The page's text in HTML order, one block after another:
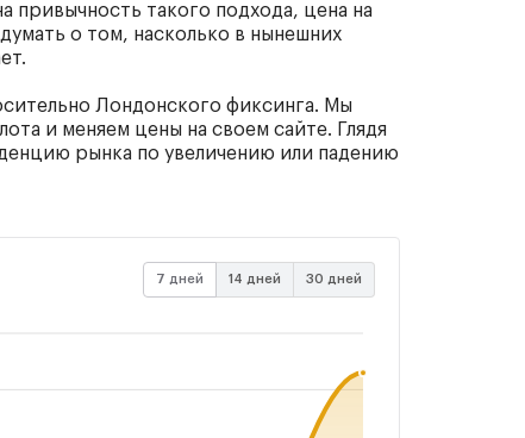
привычность такого подхода, цена на
о том, насколько в нынешних
Лондонского фиксинга. Мы
и меняем цены на своем сайте. Глядя
рынка по увеличению или падению
7 дней 14 дней 30 дней